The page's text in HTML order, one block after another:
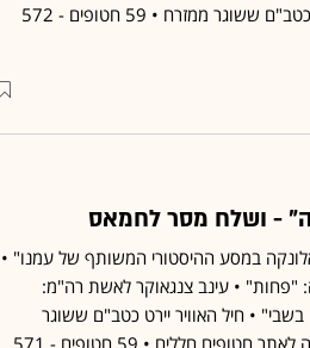
כטב"ם ששוגר ממזרח
• 59 חטופים - 572
- ושלח מסר לחמאס
במסע ההיסטורי המשותף של עמנו" •
שרה הגיבה: "פחות" • עינב צנגאוקר לאשת רה"מ:
• חיל האוויר יירט כטב"ם ששוגר